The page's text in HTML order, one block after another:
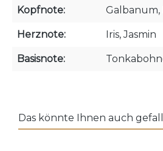
Kopfnote: Galbanum,
Herznote: Iris, Jasmin
Basisnote:
Das könnte Ihnen auch